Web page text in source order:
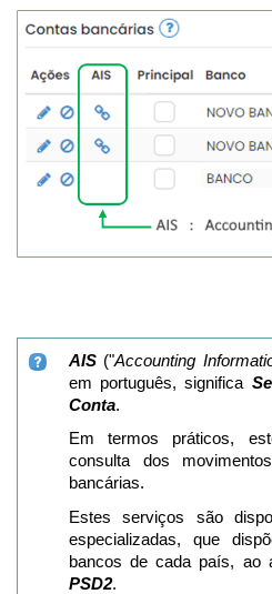
AIS ("Accounting
em português, significa
Conta.
Em termos práticos,
consulta dos
bancárias.
Estes serviços são
especializadas, que
bancos de cada país, ao
PSD2.